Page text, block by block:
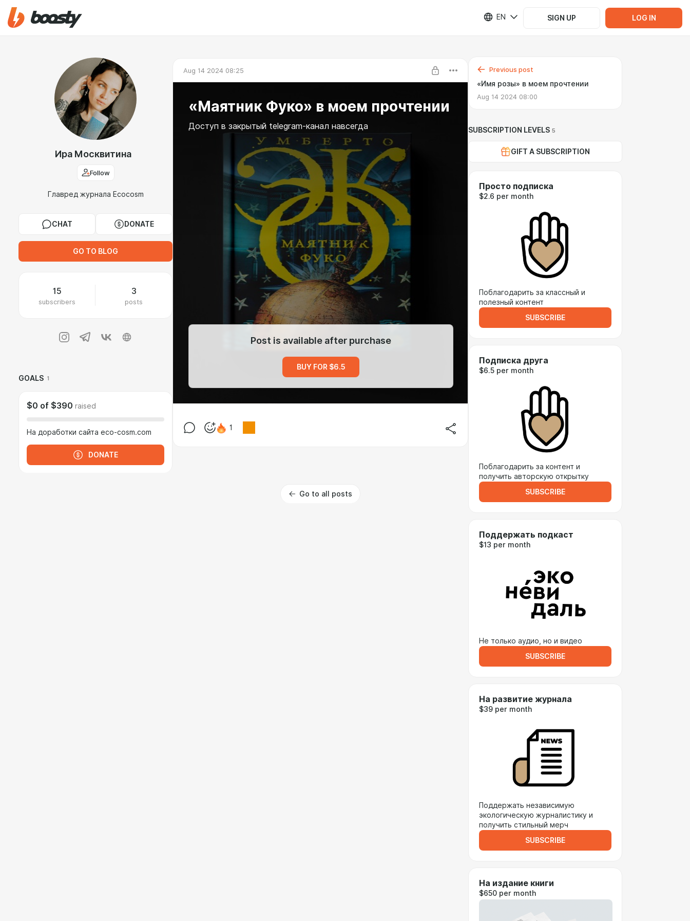
EN SIGN UP LOG IN
Ира Москвитина
Follow
Главред журнала Ecocosm
CHAT DONATE
GO TO BLOG
15
subscribers
3
posts
GOALS 1
$0 of $390 raised
На доработки сайта eco-cosm.com
DONATE
Aug 14 2024 08:25
«Маятник Фуко» в моем прочтении
Доступ в закрытый telegram-канал навсегда
Post is available after purchase
BUY FOR $6.5
1
Go to all posts
Previous post
«Имя розы» в моем прочтении
Aug 14 2024 08:00
SUBSCRIPTION LEVELS 5
GIFT A SUBSCRIPTION
Просто подписка
$2.6 per month
Поблагодарить за классный и
полезный контент
SUBSCRIBE
Подписка друга
$6.5 per month
Поблагодарить за контент и
получить авторскую открытку
SUBSCRIBE
Поддержать подкаст
$13 per month
Не только аудио, но и видео
SUBSCRIBE
На развитие журнала
$39 per month
Поддержать независимую
экологическую журналистику и
получить стильный мерч
SUBSCRIBE
На издание книги
$650 per month